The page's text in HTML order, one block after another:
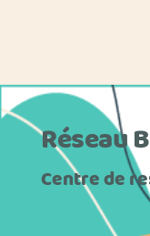
Réseau
Centre de